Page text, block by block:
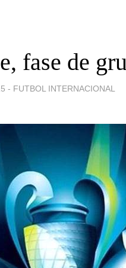
fase de
- FUTBOL INTERNACIONAL